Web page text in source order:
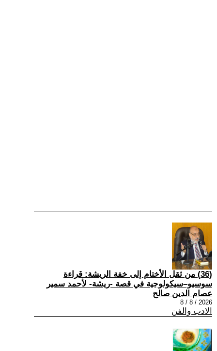
(36) من ثقل الأختام إلى خفة الريشة: قراءة
سوسيو–سيكولوجية في قصة -ريشة- لأحمد سمير
عصام الدين صالح
2026 / 8 / 8
الادب والفن